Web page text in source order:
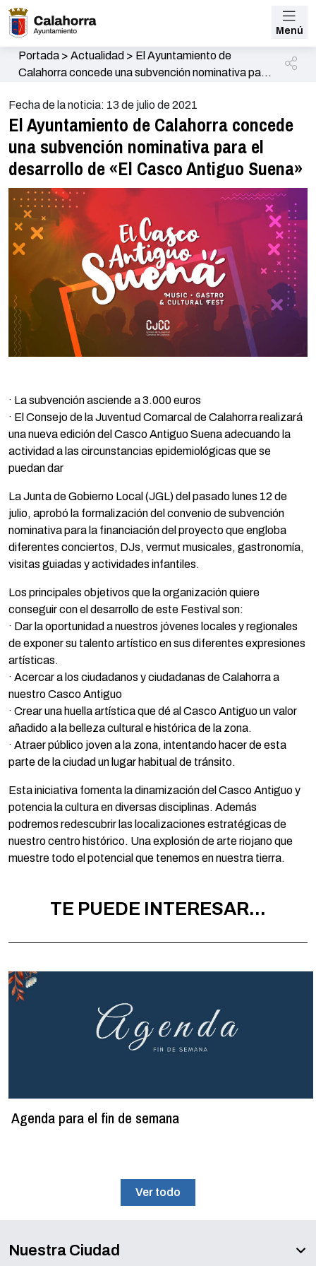
Menú
Portada> Actualidad > El Ayuntamiento de
Calahorra concede una subvención nominativa para
Fecha de la noticia: 13 de julio de 2021
El Ayuntamiento de Calahorra concede
una subvención nominativa para el
desarrollo de «El Casco Antiguo Suena»
· La subvención asciende a 3.000 euros
· El Consejo de la Juventud Comarcal de Calahorra realizará
una nueva edición del Casco Antiguo Suena adecuando la
actividad a las circunstancias epidemiológicas que se
puedan dar
La Junta de Gobierno Local (JGL) del pasado lunes 12 de
julio, aprobó la formalización del convenio de subvención
nominativa para la financiación del proyecto que engloba
diferentes conciertos, DJs, vermut musicales, gastronomía,
visitas guiadas y actividades infantiles.
Los principales objetivos que la organización quiere
conseguir con el desarrollo de este Festival son:
· Dar la oportunidad a nuestros jóvenes locales y regionales
de exponer su talento artístico en sus diferentes expresiones
artísticas.
· Acercar a los ciudadanos y ciudadanas de Calahorra a
nuestro Casco Antiguo
· Crear una huella artística que dé al Casco Antiguo un valor
añadido a la belleza cultural e histórica de la zona.
· Atraer público joven a la zona, intentando hacer de esta
parte de la ciudad un lugar habitual de tránsito.
Esta iniciativa fomenta la dinamización del Casco Antiguo y
potencia la cultura en diversas disciplinas. Además
podremos redescubrir las localizaciones estratégicas de
nuestro centro histórico. Una explosión de arte riojano que
muestre todo el potencial que tenemos en nuestra tierra.
TE PUEDE INTERESAR...
Agenda para el fin de semana
Ver todo
Nuestra Ciudad